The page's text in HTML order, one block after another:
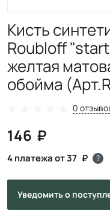
Кисть
Roubloff
желтая
обойма
0
146
4 платежа от 37 ?
Уведомитьо